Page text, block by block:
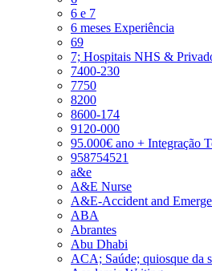
6 e 7
6 meses Experiência
69
7; Hospitais NHS &
7400-230
7750
8200
8600-174
9120-000
95.000€ ano + Integração
958754521
a&e
A&E Nurse
A&E-Accident and
ABA
Abrantes
Abu Dhabi
ACA; Saúde; quiosque da